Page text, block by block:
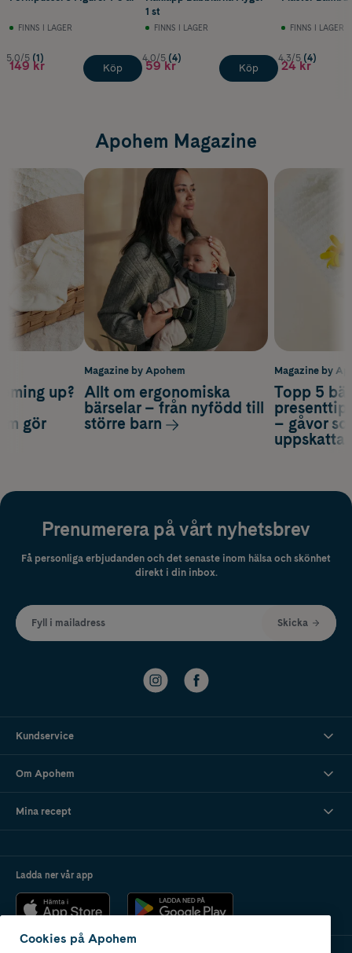
FINNS I LAGER
5.0/5 (1)
149 kr Köp
1 st
FINNS I LAGER
4.0/5 (4)
59 kr Köp
FINNS I LAGER
4.3/5 (4)
24 kr
Apohem Magazine
Magazine by
Topp 5
– gåvor
up?
gör
Magazine by Apohem
Allt om ergonomiska
bärselar – från nyfödd till
större barn
Prenumerera på vårt nyhetsbrev
Få personliga erbjudanden och det senaste inom hälsa och skönhet
direkt i din inbox.
Fyll i mailadress Skicka
Kundservice
Om Apohem
Mina recept
Ladda ner vår app
Cookies på Apohem